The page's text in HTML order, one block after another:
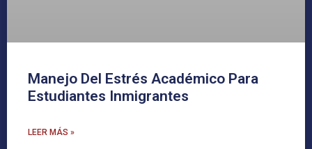
Manejo Del Estrés Académico Para
Estudiantes Inmigrantes
LEER MÁS »